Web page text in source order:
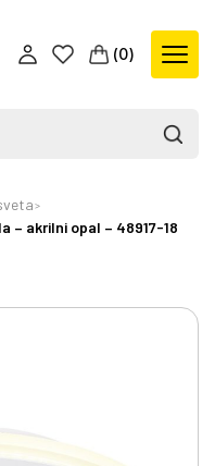
(0)
– akrilni opal – 48917-18